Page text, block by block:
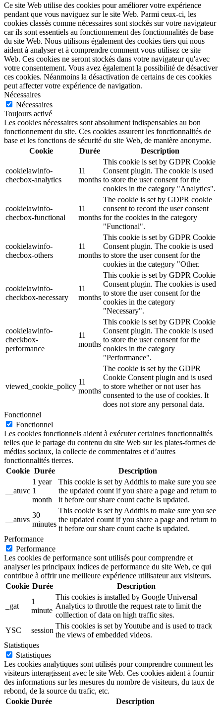
Ce site Web utilise des cookies pour améliorer votre expérience
pendant que vous naviguez sur le site Web. Parmi ceux-ci, les
cookies classés comme nécessaires sont stockés sur votre navigateur
car ils sont essentiels au fonctionnement des fonctionnalités de base
du site Web. Nous utilisons également des cookies tiers qui nous
aident à analyser et à comprendre comment vous utilisez ce site
Web. Ces cookies ne seront stockés dans votre navigateur qu'avec
votre consentement. Vous avez également la possibilité de désactiver
ces cookies. Néanmoins la désactivation de certains de ces cookies
peut affecter votre expérience de navigation.
Nécessaires
Nécessaires
Toujours activé
Les cookies nécessaires sont absolument indispensables au bon
fonctionnement du site. Ces cookies assurent les fonctionnalités de
base et les fonctions de sécurité du site Web, de manière anonyme.
Cookie
Durée Description
cookielawinfo-
checbox-analytics
11
months
This cookie is set by GDPR Cookie
Consent plugin. The cookie is used
to store the user consent for the
cookies in the category "Analytics".
cookielawinfo-
checbox-functional
11
months
The cookie is set by GDPR cookie
consent to record the user consent
for the cookies in the category
"Functional".
cookielawinfo-
checbox-others
11
months
This cookie is set by GDPR Cookie
Consent plugin. The cookie is used
to store the user consent for the
cookies in the category "Other.
cookielawinfo-
checkbox-necessary
11
months
This cookie is set by GDPR Cookie
Consent plugin. The cookies is used
to store the user consent for the
cookies in the category
"Necessary".
cookielawinfo-
checkbox-
performance
11
months
This cookie is set by GDPR Cookie
Consent plugin. The cookie is used
to store the user consent for the
cookies in the category
"Performance".
viewed_cookie_policy
11
months
The cookie is set by the GDPR
Cookie Consent plugin and is used
to store whether or not user has
consented to the use of cookies. It
does not store any personal data.
Fonctionnel
Fonctionnel
Les cookies fonctionnels aident à exécuter certaines fonctionnalités
telles que le partage du contenu du site Web sur les plates-formes de
médias sociaux, la collecte de commentaires et d’autres
fonctionnalités tierces.
Cookie Durée Description
__atuvc
1 year
1
month
This cookie is set by Addthis to make sure you see
the updated count if you share a page and return to
it before our share count cache is updated.
__atuvs
30
minutes
This cookie is set by Addthis to make sure you see
the updated count if you share a page and return to
it before our share count cache is updated.
Performance
Performance
Les cookies de performance sont utilisés pour comprendre et
analyser les principaux indices de performance du site Web, ce qui
contribue à offrir une meilleure expérience utilisateur aux visiteurs.
Cookie Durée Description
_gat
1
minute
This cookies is installed by Google Universal
Analytics to throttle the request rate to limit the
colllection of data on high traffic sites.
YSC
session
This cookies is set by Youtube and is used to track
the views of embedded videos.
Statistiques
Statistiques
Les cookies analytiques sont utilisés pour comprendre comment les
visiteurs interagissent avec le site Web. Ces cookies aident à fournir
des informations sur les mesures du nombre de visiteurs, du taux de
rebond, de la source du trafic, etc.
Cookie Durée Description